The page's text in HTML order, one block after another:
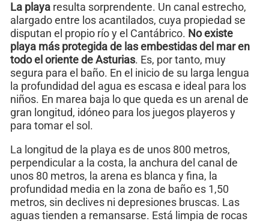
La playa resulta sorprendente. Un canal estrecho,
alargado entre los acantilados, cuya propiedad se
disputan el propio río y el Cantábrico. No existe
playa más protegida de las embestidas del mar en
todo el oriente de Asturias. Es, por tanto, muy
segura para el baño. En el inicio de su larga lengua
la profundidad del agua es escasa e ideal para los
niños. En marea baja lo que queda es un arenal de
gran longitud, idóneo para los juegos playeros y
para tomar el sol.
La longitud de la playa es de unos 800 metros,
perpendicular a la costa, la anchura del canal de
unos 80 metros, la arena es blanca y fina, la
profundidad media en la zona de baño es 1,50
metros, sin declives ni depresiones bruscas. Las
aguas tienden a remansarse. Está limpia de rocas